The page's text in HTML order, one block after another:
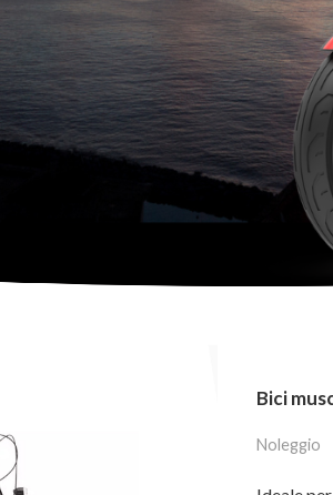
Bici
Noleggio